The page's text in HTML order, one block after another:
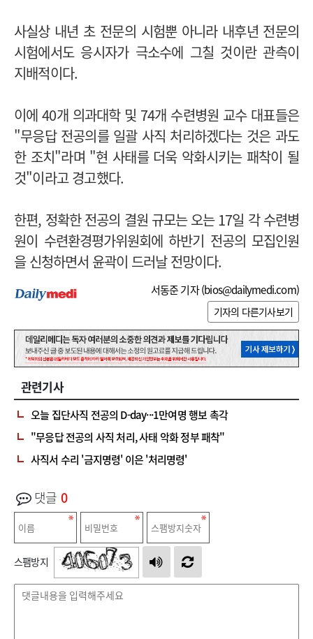
사실상 내년 초 전문의 시험뿐 아니라 내후년 전문의
시험에서도 응시자가 극소수에 그칠 것이란 관측이
지배적이다.
이에 40개 의과대학 및 74개 수련병원 교수 대표들은
"무응답 전공의를 일괄 사직 처리하겠다는 것은 과도
한 조치"라며 "현 사태를 더욱 악화시키는 패착이 될
것"이라고 경고했다.
한편, 정확한 전공의 결원 규모는 오는 17일 각 수련병
원이 수련환경평가위원회에 하반기 전공의 모집인원
을 신청하면서 윤곽이 드러날 전망이다.
서동준 기자 (bios@dailymedi.com)
기자의 다른기사보기
관련기사
오늘 집단사직 전공의 D-day···1만여명 행보 촉각
"무응답 전공의 사직 처리, 사태 악화 정부 패착"
사직서 수리 '금지명령' 이은 '처리명령'
댓글 0
스팸방지